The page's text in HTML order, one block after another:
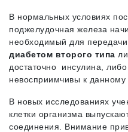
В нормальных условиях
поджелудочная железа
необходимый для
диабетом второго типа
достаточно инсулина, либо
невосприимчивы к данному
В новых исследованиях
клетки организма
соединения. Внимание